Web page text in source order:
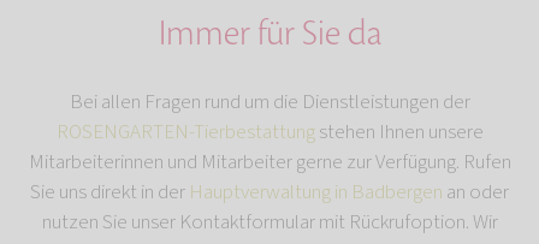
Immer für Sie da
Bei allen Fragen rund um die Dienstleistungen der
ROSENGARTEN-Tierbestattungstehen Ihnen unsere
Mitarbeiterinnen und Mitarbeiter gerne zur Verfügung. Rufen
Sie uns direkt in der Hauptverwaltung in Badbergen an oder
nutzen Sie unser Kontaktformular mit Rückrufoption. Wir